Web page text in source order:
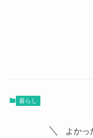
暮らし
よかっ